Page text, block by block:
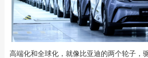
高端化和全球化，就像比亚迪的两个轮子，